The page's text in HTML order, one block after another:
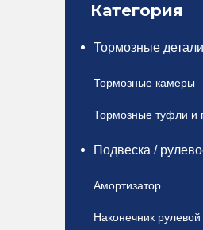
Категория
Тормозные детали
Тормозные камеры
Тормозные туфли и
Амортизатор
Наконечник рулевой